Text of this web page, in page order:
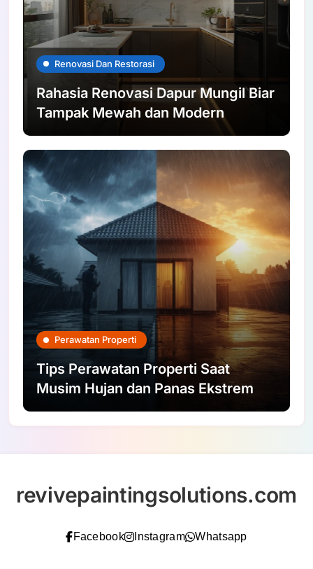
Renovasi Dan Restorasi
Rahasia Renovasi Dapur Mungil Biar
Tampak Mewah dan Modern
Perawatan Properti
Tips Perawatan Properti Saat
Musim Hujan dan Panas Ekstrem
revivepaintingsolutions.com
Facebook Instagram Whatsapp